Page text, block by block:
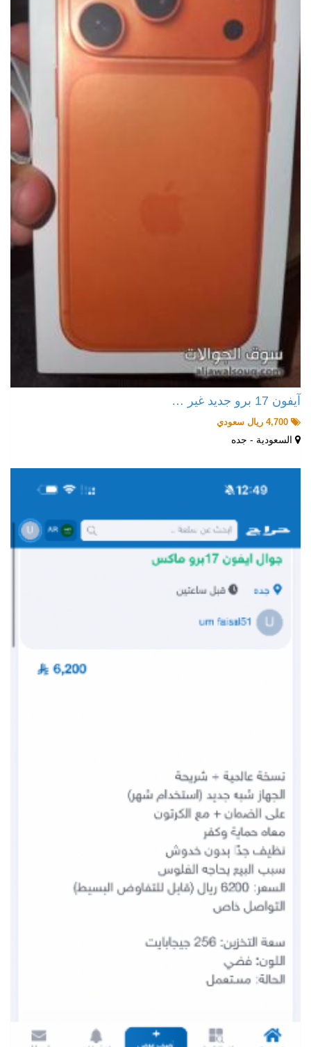
آيفون 17 برو جديد غير …
السعودية - جده